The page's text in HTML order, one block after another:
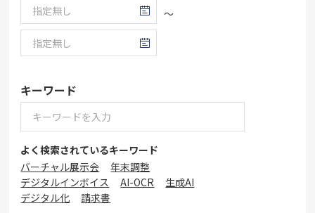
～
キーワード
よく検索されているキーワード
バーチャル展示会
年末調整
デジタルインボイス
AI-OCR
生成AI
デジタル化
請求書